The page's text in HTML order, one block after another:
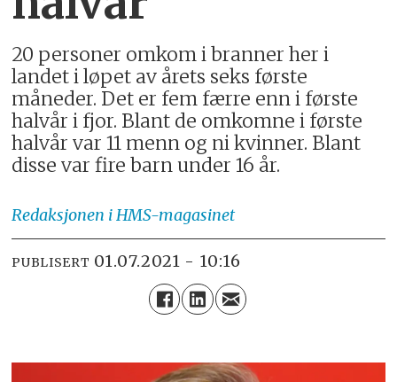
20 personer omkom i branner her i
landet i løpet av årets seks første
måneder. Det er fem færre enn i første
halvår i fjor. Blant de omkomne i første
halvår var 11 menn og ni kvinner. Blant
disse var fire barn under 16 år.
Redaksjonen i HMS-magasinet
PUBLISERT 01.07.2021 - 10:16